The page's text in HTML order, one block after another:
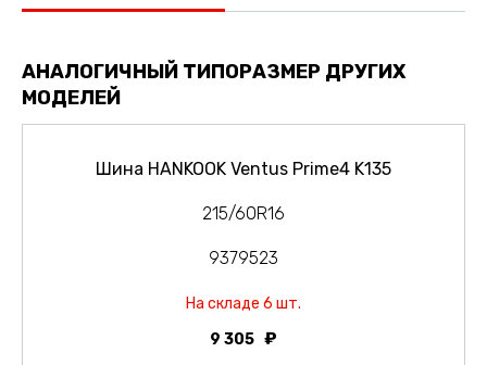
АНАЛОГИЧНЫЙ ТИПОРАЗМЕР ДРУГИХ
МОДЕЛЕЙ
Шина HANKOOK Ventus Prime4 K135
215/60R16
9379523
На складе 6 шт.
9 305